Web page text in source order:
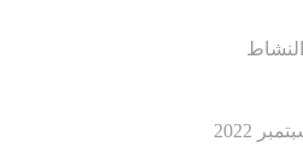
النشاط